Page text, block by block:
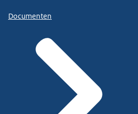
Documenten